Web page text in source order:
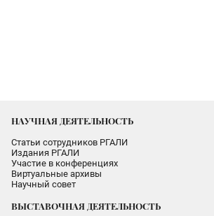
НАУЧНАЯ ДЕЯТЕЛЬНОСТЬ
Статьи сотрудников РГАЛИ
Издания РГАЛИ
Участие в конференциях
Виртуальные архивы
Научный совет
ВЫСТАВОЧНАЯ ДЕЯТЕЛЬНОСТЬ